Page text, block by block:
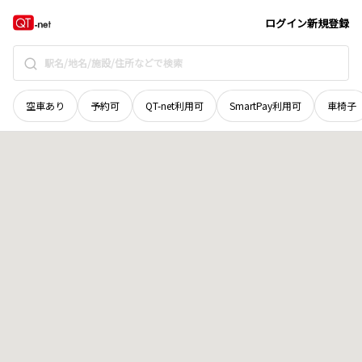
ログイン新規登録
空車あり 予約可 QT-net利用可 SmartPay利用可 車椅子
新潟県